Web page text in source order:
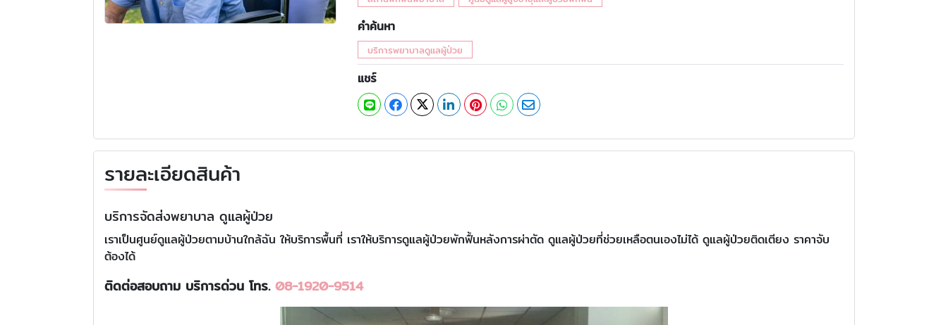
คำค้นหา
บริการพยาบาลดูแลผู้ป่วย
แชร์
รายละเอียดสินค้า
บริการจัดส่งพยาบาล ดูแลผู้ป่วย
เราเป็นศูนย์ดูแลผู้ป่วยตามบ้านใกล้ฉัน ให้บริการพื้นที่ เราให้บริการดูแลผู้ป่วยพักฟื้นหลังการผ่าตัด ดูแลผู้ป่วยที่ช่วยเหลือตนเองไม่ได้ ดูแลผู้ป่วยติดเตียง ราคาจับ
ต้องได้
ติดต่อสอบถาม บริการด่วน โทร. 08-1920-9514